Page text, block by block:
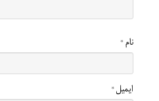
نام*
ایمیل*